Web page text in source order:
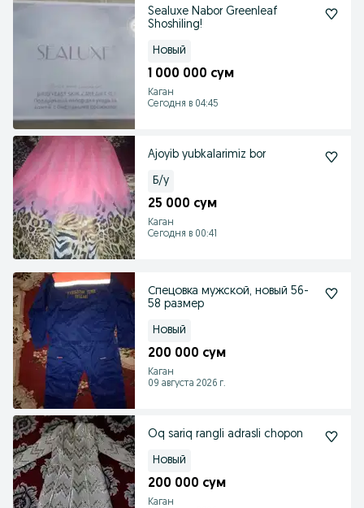
Sealuxe Nabor Greenleaf
Shoshiling!
Новый
1 000 000 сум
Каган
Сегодня в 04:45
Ajoyib yubkalarimiz bor
Б/у
25 000 сум
Каган
Сегодня в 00:41
Спецовка мужской, новый 56-
58 размер
Новый
200 000 сум
Каган
09 августа 2026 г.
Oq sariq rangli adrasli chopon
Новый
200 000 сум
Каган